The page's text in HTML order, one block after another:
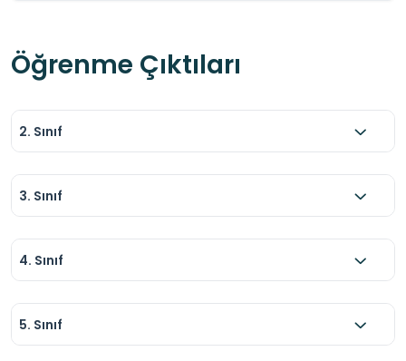
Öğrenme Çıktıları
2. Sınıf
3. Sınıf
4. Sınıf
5. Sınıf